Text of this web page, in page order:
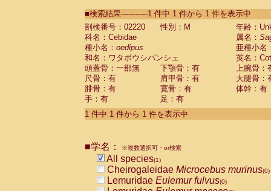
CebidaeSaguinus labiatus(0)
Cebidae Saguinus leucopus (0)
Cebidae
Cebidae
CebidaeSaguinus nigricollis (0)
Cebidae Saguinus oedipus
Cebidae Saguinus weddelli
Cebidae Saguinusspp.
Cebidae Aotus trivirgatus
Cebidae Cebus albifrons
CebidaeCebus nigrivittatus
CebidaeCebus
CebidaeSaimiri boliviensis(0)
CebidaeSaimiri sciureus(0)
■検索結果-----------1 件中 1 件から 1 件を表示中
剖検番号：02220
性別：M
年齢：
科名：Cebidae
属名：
種小名： oedipus
亜種小名
和名：ワタボウシパンシェ
英名：
頭蓋骨：一部無
下顎骨：有
上腕骨：
尺骨：有
肩甲骨：有
大腿骨：
腓骨：有
寛骨：有
体幹：有
手：有
足：有
1 件中 1 件から 1 件を表示中
■学名： ※複数選択可・or検索
All species(1)
Cheirogaleidae Microcebus murinus(0)
Lemuridae Eulemur fulvus(0)